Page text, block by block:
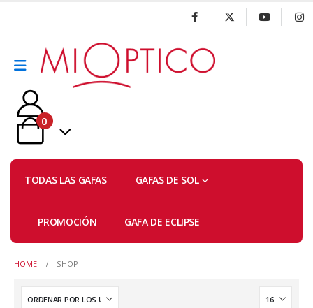
0
TODAS LAS GAFAS GAFAS DE SOL
PROMOCIÓN GAFA DE ECLIPSE
HOME SHOP